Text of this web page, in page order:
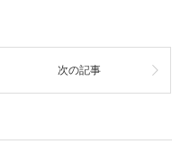
次の記事